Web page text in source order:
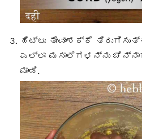
ಹಿಟ್ಟು ತೇವಾಂಶಕ್ಕೆ
ಎಲ್ಲಾ ಮಸಾಲೆಗಳನ್ನು
ಮಾಡಿ.